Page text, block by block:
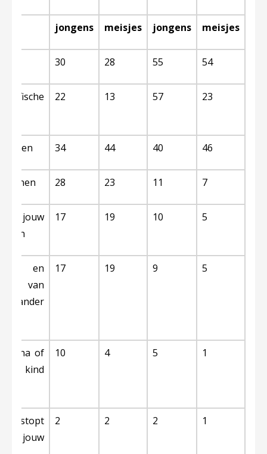
jongens meisjes jongens meisjes
30 28 55 54
22 13 57 23
34 44 40 46
tonen 28 23 11 7
jouw
aan
17 19 10 5
en
van
ander
17 19 9 5
of
kind
10 4 5 1
stopt
jouw
2 2 2 1